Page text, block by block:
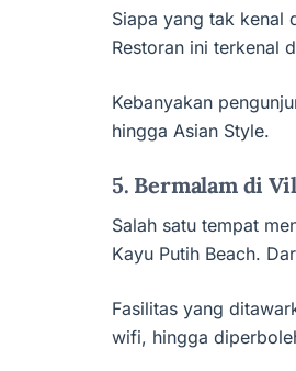
Siapa yang tak kenal
Restoran ini terkenal
Kebanyakan
hingga Asian Style.
5. Bermalam di
Salah satu tempat
Kayu Putih Beach.
Fasilitas yang
wifi, hingga